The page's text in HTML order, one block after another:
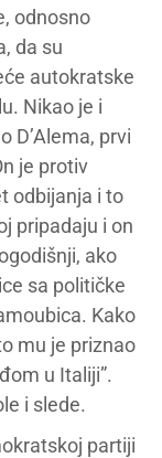
odnosno
da su
autokratske
Nikao je i
D’Alema, prvi
je protiv
odbijanja i to
pripadaju i on
ako
sa političke
Kako
mu je priznao
u Italiji”.
i slede.
partiji